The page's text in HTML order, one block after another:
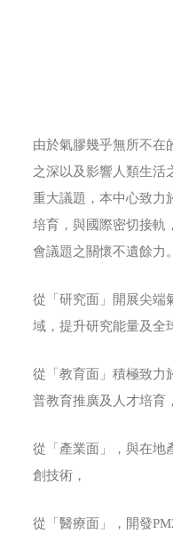
由於氣膠幾乎無所不在
之深以及影響人類生活
重大議題，本中心致力
培育，與國際密切接軌
會議題之關懷不遺餘力
從「研究面」開展尖端
域，提升研究能量及全
從「教育面」積極致力
普教育推廣及人才培育
從「產業面」，與在地
創技術，
從「醫療面」，開發